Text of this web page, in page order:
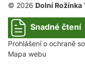
© 2026 Dolní Rožínka
Snadné čtení
Prohlášení o ochraně
Mapa webu